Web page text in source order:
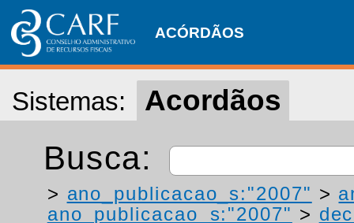
ACÓRDÃOS
Sistemas: Acordãos
Busca:
> ano_publicacao_s:"2007" >
ano_publicacao_s:"2007" >